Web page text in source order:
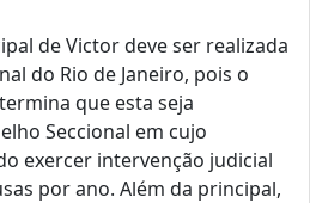
de Victor deve ser realizada
do Rio de Janeiro, pois o
que esta seja
Seccional em cujo
exercer intervenção judicial
por ano. Além da principal,